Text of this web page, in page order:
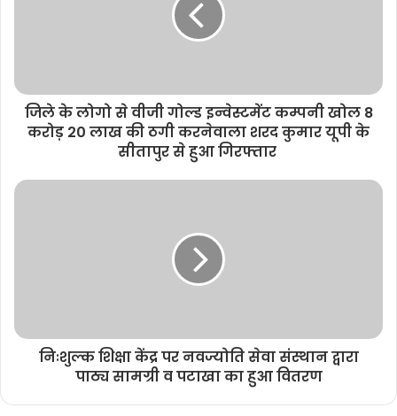
जिले के लोगो से वीजी गोल्ड इन्वेस्टमेंट कम्पनी खोल 8
करोड़ 20 लाख की ठगी करनेवाला शरद कुमार यूपी के
सीतापुर से हुआ गिरफ्तार
निःशुल्क शिक्षा केंद्र पर नवज्योति सेवा संस्थान द्वारा
पाठ्य सामग्री व पटाखा का हुआ वितरण